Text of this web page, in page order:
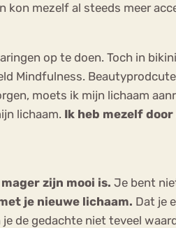
mezelf al steeds meer
op te doen. Toch in
Mindfulness.
moets ik mijn lichaam
lichaam. Ik heb mezelf
zijn mooi is. Je bent
je nieuwe lichaam. Dat je
de gedachte niet teveel